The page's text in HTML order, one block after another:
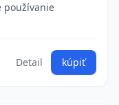
používanie
Detail kúpiť